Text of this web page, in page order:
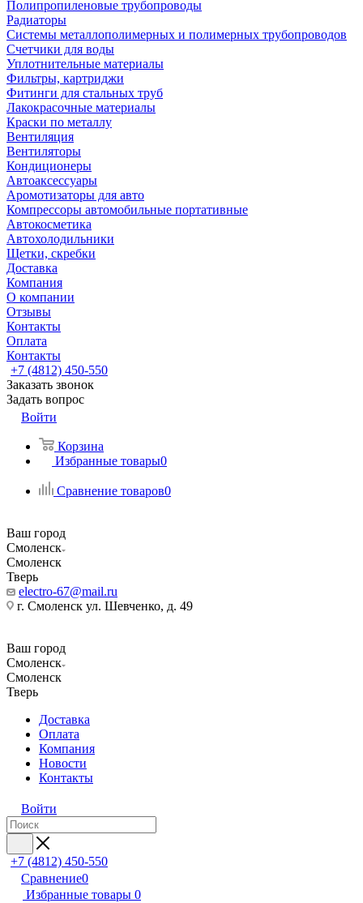
Полипропиленовые трубопроводы
Радиаторы
Системы металлополимерных и полимерных трубопроводов
Счетчики для воды
Уплотнительные материалы
Фильтры, картриджи
Фитинги для стальных труб
Лакокрасочные материалы
Краски по металлу
Вентиляция
Вентиляторы
Кондиционеры
Автоаксессуары
Аромотизаторы для авто
Компрессоры автомобильные портативные
Автокосметика
Автохолодильники
Щетки, скребки
Доставка
Компания
О компании
Отзывы
Контакты
Оплата
Контакты
+7 (4812) 450-550
Заказать звонок
Задать вопрос
Войти
Корзина
Избранные товары0
Сравнение товаров0
Ваш город
Смоленск
Смоленск
Тверь
electro-67@mail.ru
г. Смоленск ул. Шевченко, д. 49
Ваш город
Смоленск
Смоленск
Тверь
Доставка
Оплата
Компания
Новости
Контакты
Войти
+7 (4812) 450-550
Сравнение0
Избранные товары 0